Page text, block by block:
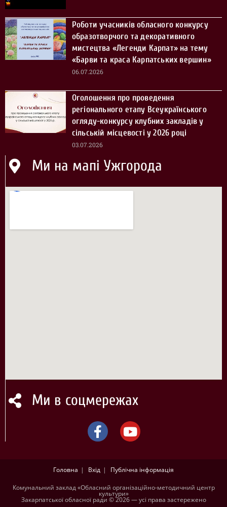
Роботи учасників обласного конкурсу
образотворчого та декоративного
мистецтва «Легенди Карпат» на тему
«Барви та краса Карпатських вершин»
06.07.2026
Оголошення про проведення
регіонального етапу Всеукраїнського
огляду-конкурсу клубних закладів у
сільській місцевості у 2026 році
03.07.2026
Ми на мапі Ужгорода
Ми в соцмережах
Головна Вхід Публічна інформація
Комунальний заклад «Обласний організаційно-методичний центр
культури»
Закарпатської обласної ради © 2026 — усі права застережено